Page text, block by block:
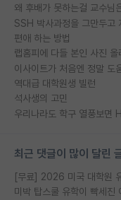
편애 하는 방법
랩홈피에 다들 본인 사진 올
이사이트가 처음엔 정말 도
역대급 대학원생 빌런
석사생의 고민
최근 댓글이 많이 달린
미박 탑스쿨 유학이 빡세진